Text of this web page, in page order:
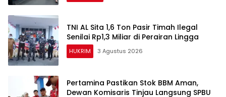
TNI AL Sita 1,6 Ton Pasir Timah Ilegal
Senilai Rp1,3 Miliar di Perairan Lingga
HUKRIM 3 Agustus 2026
Pertamina Pastikan Stok BBM Aman,
Dewan Komisaris Tinjau Langsung SPBU